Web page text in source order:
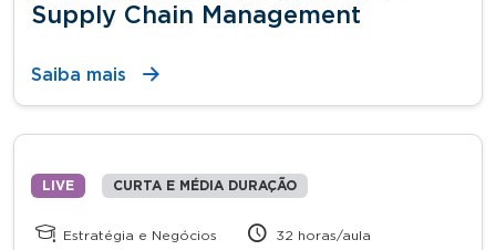
Supply Chain Management
Saiba mais
LIVE CURTA E MÉDIA DURAÇÃO
Estratégia e Negócios 32 horas/aula